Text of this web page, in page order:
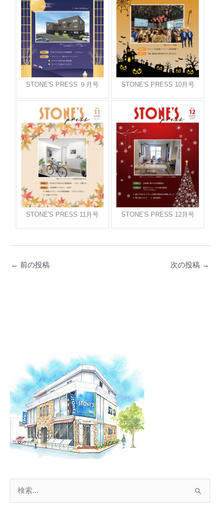
STONE'S PRESS ９月号 STONE'S PRESS 10月号
STONE'S PRESS 11月号 STONE'S PRESS 12月号
← 前の投稿 次の投稿 →